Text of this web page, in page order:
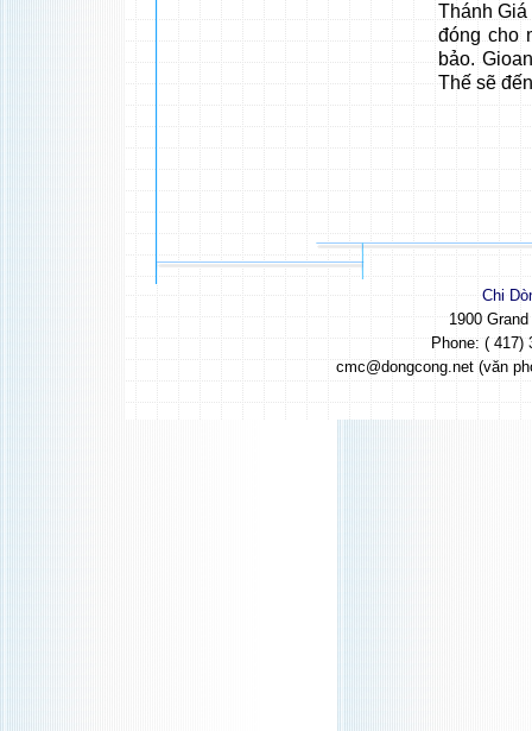
Thánh
đóng cho
bảo.
Thế sẽ
Chi
1900
Phone: ( 417)
cmc@dongcong.net (văn